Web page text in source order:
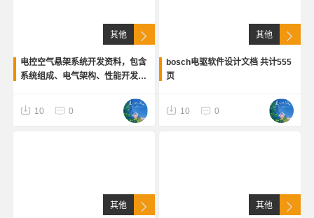
其他
电控空气悬架系统开发资料，包含
系统组成、电气架构、性能开发与
员参考学习。 电控空气悬架系统
组成及优点 电气架构解析 系统性
10 0
其他
bosch电驱软件设计文档 共计555
页
10 0
其他 其他